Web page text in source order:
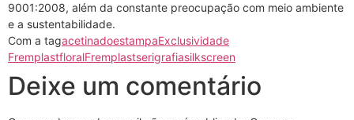
9001:2008, além da constante preocupação com meio ambiente
e a sustentabilidade.
Com a tagacetinadoestampaExclusividade
FremplastfloralFremplastserigrafiasilkscreen
Deixe um comentário